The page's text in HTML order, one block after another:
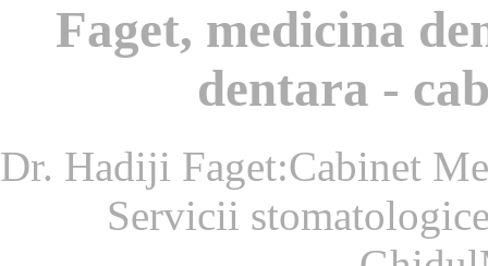
Faget, medicina
dentara -
Dr. Hadiji Faget:Cabinet
Servicii